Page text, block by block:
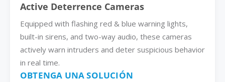
Active Deterrence Cameras
Equipped with flashing red & blue warning lights,
built-in sirens, and two-way audio, these cameras
actively warn intruders and deter suspicious behavior
in real time.
OBTENGA UNA SOLUCIÓN